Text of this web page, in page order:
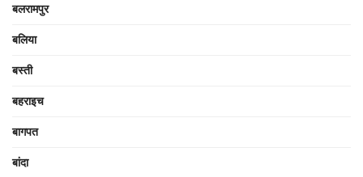
बलरामपुर
बलिया
बस्ती
बहराइच
बागपत
बांदा